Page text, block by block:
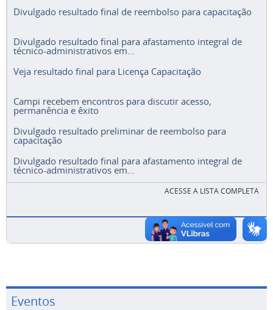
Divulgado resultado final de reembolso para capacitação
Divulgado resultado final para afastamento integral de
técnico-administrativos em...
Veja resultado final para Licença Capacitação
Campi recebem encontros para discutir acesso,
permanência e êxito
Divulgado resultado preliminar de reembolso para
capacitação
Divulgado resultado final para afastamento integral de
técnico-administrativos em...
ACESSE A LISTA COMPLETA
Eventos